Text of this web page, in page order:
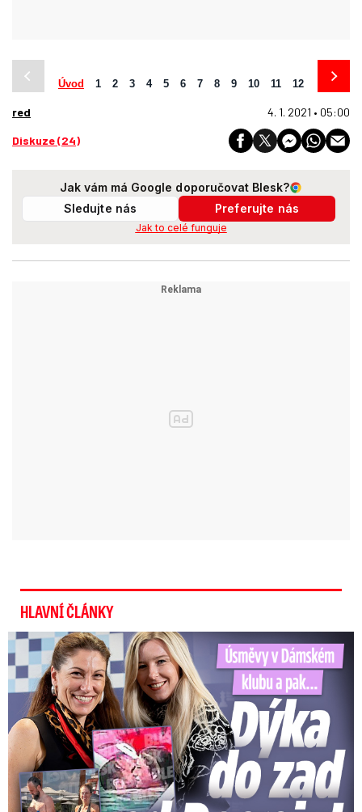
Úvod 1 2 3 4 5 6 7 8 9 10 11 12
red 4. 1. 2021 • 05:00
Diskuze (24)
Jak vám má Google doporučovat Blesk?
Sledujte nás
Preferujte nás
Jak to celé funguje
HLAVNÍ ČLÁNKY
Úsměvy v Dámském klubu a pak… Dýka do zad od Decroix!